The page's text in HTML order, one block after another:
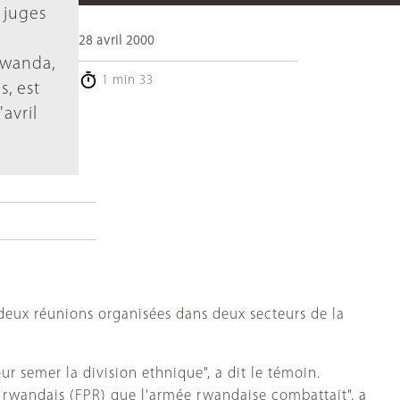
est
28 avril 2000
1 min 33
réunions organisées dans deux secteurs de la
semer la division ethnique", a dit le témoin.
(FPR) que l'armée rwandaise combattait", a